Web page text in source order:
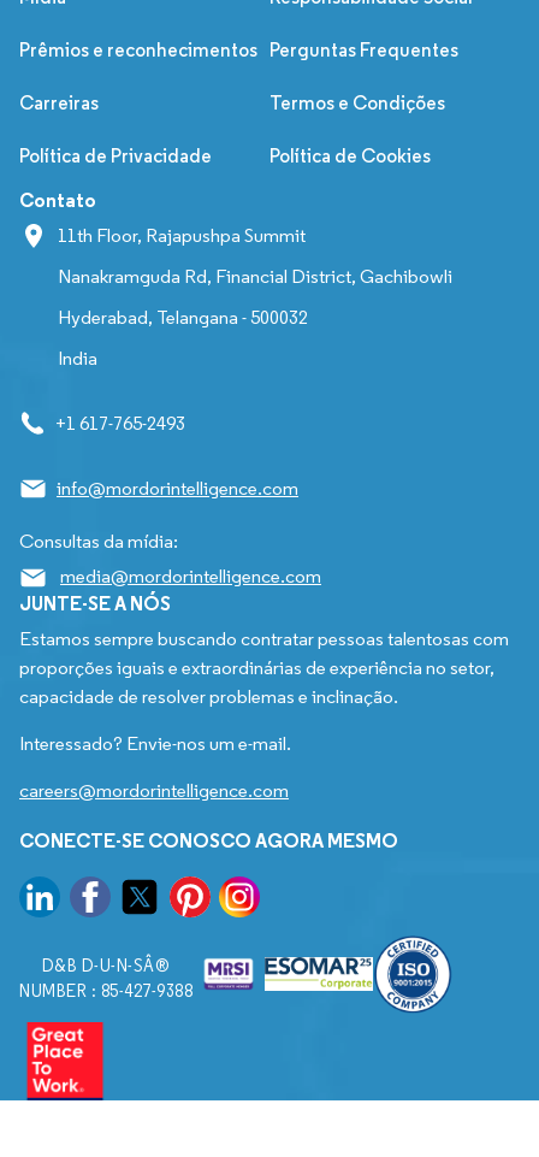
Prêmios e reconhecimentos Perguntas Frequentes
Carreiras Termos e Condições
Política de Privacidade Política de Cookies
Contato
11th Floor, Rajapushpa Summit
Nanakramguda Rd, Financial District, Gachibowli
Hyderabad, Telangana - 500032
India
+1 617-765-2493
info@mordorintelligence.com
Consultas da mídia:
media@mordorintelligence.com
JUNTE-SE A NÓS
Estamos sempre buscando contratar pessoas talentosas com
proporções iguais e extraordinárias de experiência no setor,
capacidade de resolver problemas e inclinação.
Interessado? Envie-nos um e-mail.
careers@mordorintelligence.com
CONECTE-SE CONOSCO AGORA MESMO
D&B D-U-N-SÂ®
NUMBER : 85-427-9388